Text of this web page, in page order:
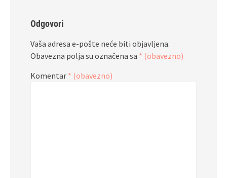
Odgovori
Vaša adresa e-pošte neće biti objavljena.
Obavezna polja su označena sa * (obavezno)
Komentar * (obavezno)